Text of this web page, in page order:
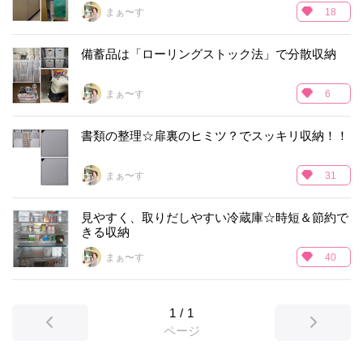
まぁ〜す 18
備蓄品は「ローリングストック法」で分散収納
まぁ〜す 6
書類の整理☆扉裏のヒミツ？でスッキリ収納！！
まぁ〜す 31
見やすく、取りだしやすい冷蔵庫☆時短＆節約で
きる収納
まぁ〜す 40
1 / 1
ページ